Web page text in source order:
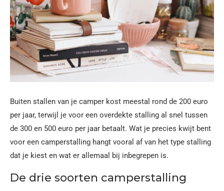
Buiten stallen van je camper kost meestal rond de 200 euro
per jaar, terwijl je voor een overdekte stalling al snel tussen
de 300 en 500 euro per jaar betaalt. Wat je precies kwijt bent
voor een camperstalling hangt vooral af van het type stalling
dat je kiest en wat er allemaal bij inbegrepen is.
De drie soorten camperstalling